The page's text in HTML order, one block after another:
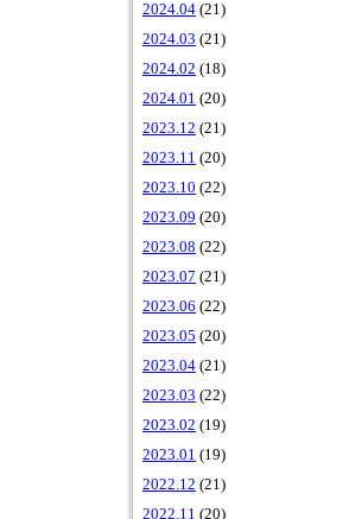
2024.04 (21)
2024.03 (21)
2024.02 (18)
2024.01 (20)
2023.12 (21)
2023.11 (20)
2023.10 (22)
2023.09 (20)
2023.08 (22)
2023.07 (21)
2023.06 (22)
2023.05 (20)
2023.04 (21)
2023.03 (22)
2023.02 (19)
2023.01 (19)
2022.12 (21)
2022.11 (20)